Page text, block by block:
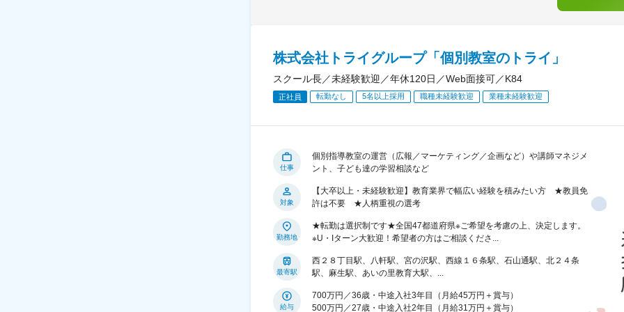
株式会社トライグループ「個別教室のトライ」
スクール長／未経験歓迎／年休120日／Web面接可／K84
正社員 転勤なし 5名以上採用 職種未経験歓迎 業種未経験歓迎
仕事
個別指導教室の運営（広報／マーケティング／企画など）や講師マネジメ
ント、子ども達の学習相談など
対象
【大卒以上・未経験歓迎】教育業界で幅広い経験を積みたい方 ★教員免
許は不要 ★人柄重視の選考
勤務地
★転勤は選択制です★全国47都道府県※ご希望を考慮の上、決定します。
※U・Iターン大歓迎！希望者の方はご相談くださ...
最寄駅
西２８丁目駅、八軒駅、宮の沢駅、西線１６条駅、石山通駅、北２４条
駅、麻生駅、あいの里教育大駅、...
給与
700万円／36歳・中途入社3年目（月給45万円＋賞与）
500万円／27歳・中途入社2年目（月給31万円＋賞与）